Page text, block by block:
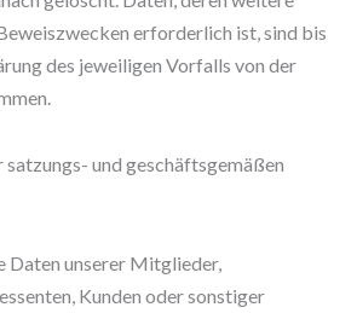
erforderlich ist, sind bis
des jeweiligen Vorfalls von der
satzungs- und geschäftsgemäßen
Daten unserer Mitglieder,
Kunden oder sonstiger